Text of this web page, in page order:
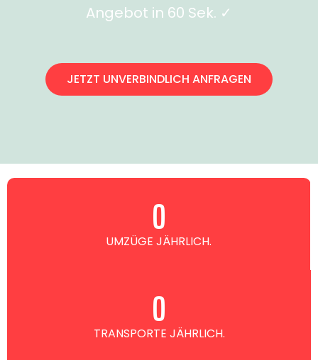
Angebot in 60 Sek. ✓
JETZT UNVERBINDLICH ANFRAGEN
UMZÜGE JÄHRLICH.
0
TRANSPORTE JÄHRLICH.
0